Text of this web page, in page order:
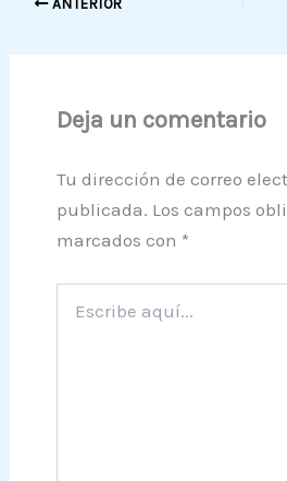
ANTERIOR
Deja un comentario
Tu dirección de correo
publicada. Los campos
marcados con *
aquí...